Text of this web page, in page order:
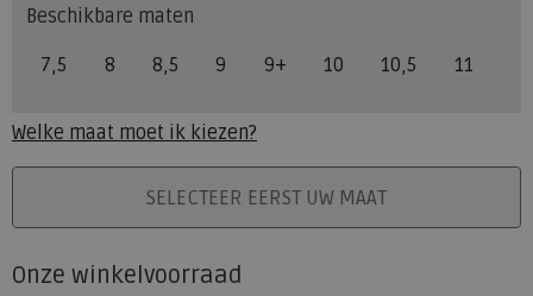
Beschikbare maten
7,5 8 8,5 9 9+ 10 10,5 11
Welke maat moet ik kiezen?
PLAATS IN WINKELMANDSELECTEER EERST UW MAAT
Onze winkelvoorraad